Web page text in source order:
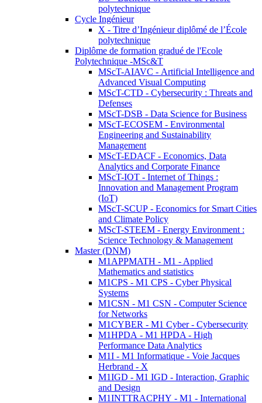
polytechnique
Cycle Ingénieur
X - Titre d’Ingénieur diplômé de l’École
polytechnique
Diplôme de formation gradué de l'Ecole
Polytechnique -MSc&T
MScT-AIAVC - Artificial Intelligence and
Advanced Visual Computing
MScT-CTD - Cybersecurity : Threats and
Defenses
MScT-DSB - Data Science for Business
MScT-ECOSEM - Environmental
Engineering and Sustainability
Management
MScT-EDACF - Economics, Data
Analytics and Corporate Finance
MScT-IOT - Internet of Things :
Innovation and Management Program
(IoT)
MScT-SCUP - Economics for Smart Cities
and Climate Policy
MScT-STEEM - Energy Environment :
Science Technology & Management
Master (DNM)
M1APPMATH - M1 - Applied
Mathematics and statistics
M1CPS - M1 CPS - Cyber Physical
Systems
M1CSN - M1 CSN - Computer Science
for Networks
M1CYBER - M1 Cyber - Cybersecurity
M1HPDA - M1 HPDA - High
Performance Data Analytics
M1I - M1 Informatique - Voie Jacques
Herbrand - X
M1IGD - M1 IGD - Interaction, Graphic
and Design
M1INTTRACPHY - M1 - International